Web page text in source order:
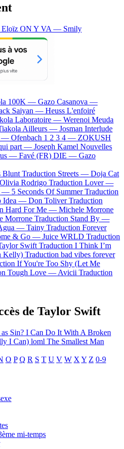
ON Y VA — Smily
100K — Gazo Casanova —
Saiyan — Heuss L'enfoiré
Laboratoire — Werenoi Meuda
Ailleurs — Josman Interlude
— Ofenbach 1 2 3 4 — ZOKUSH
part — Joseph Kamel Nouvelles
— Favé (FR) DIE — Gazo
Blunt Traduction Streets — Doja Cat
Olivia Rodrigo Traduction Lover —
— 5 Seconds Of Summer Traduction
Idea — Don Toliver Traduction
Hard For Me — Michele Morrone
Morrone Traduction Stand By —
— Tainy Traduction Forever
& Go — Juice WRLD Traduction
Swift Traduction I Think I’m
Kelly) Traduction bad vibes forever
If You're Too Shy (Let Me
Tough Love — Avicii Traduction
de Taylor Swift
Sin? I Can Do It With A Broken
I Can) loml The Smallest Man
O P Q R S T U V W X Y Z 0-9
mi-temps